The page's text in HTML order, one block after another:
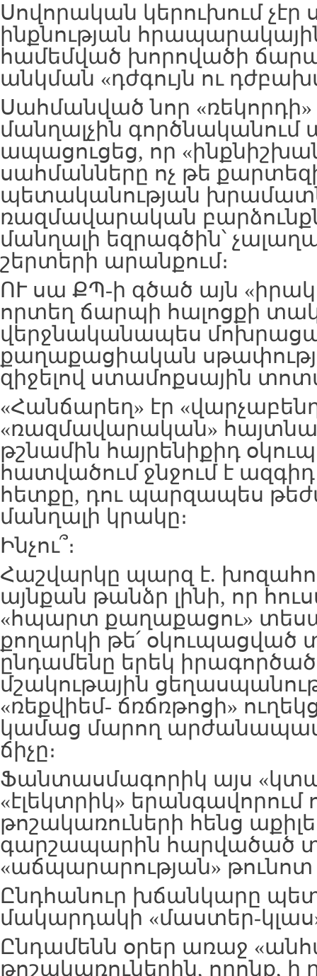
Սովորական կերուխում չէր
ինքնության
համեմված խորովածի
անկման «դժգույն ու
Սահմանված նոր
մանղալչին գործնականում
ապացուցեց, որ
սահմանները ոչ թե
պետականության
ռազմավարական
մանղալի եզրագծին՝
շերտերի արանքում։
ՈՒ սա ՔՊ-ի գծած այն
որտեղ ճարպի հալոցքի
վերջնականապես
քաղաքացիական
զիջելով ստամոքսային
«Հանճարեղ» էր
«ռազմավարական»
թշնամին հայրենիքիդ
հատվածում ջնջում է
հետքը, դու պարզապես
մանղալի կրակը։
Ինչու՞։
Հաշվարկը պարզ է.
այնքան թանձր լինի, որ
«հպարտ քաղաքացու»
քողարկի թե՛ օկուպացված
ընդամենը երեկ
մշակութային
«ռեքվիեմ- ճռճռթոցի»
կամաց մարող
ճիչը։
Ֆանտասմագորիկ այս
«էլեկտրիկ» երանգավորում
թոշակառուների հենց
գարշապարին հարվածած
«աճպարարության» թունոտ
Ընդհանուր խճանկարը
մակարդակի «մաստեր-
Ընդամենն օրեր առաջ
թոշակառուներին, որոնք, ի